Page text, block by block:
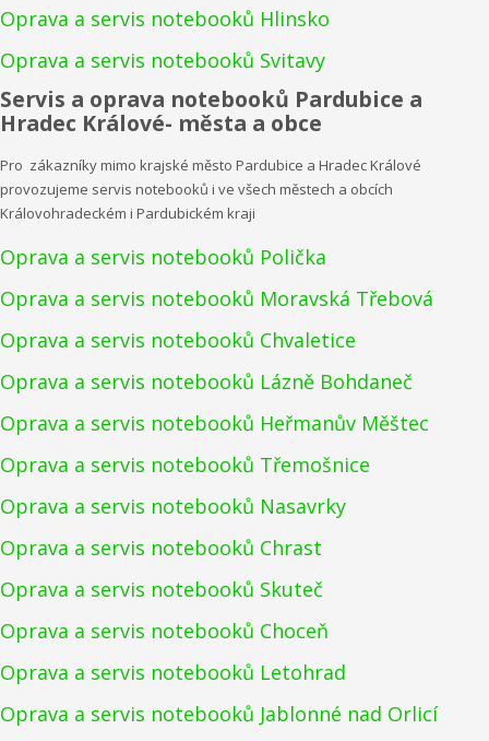
Oprava a servis notebooků Hlinsko
Oprava a servis notebooků Svitavy
Servis a oprava notebooků Pardubice a
Hradec Králové- města a obce
Pro zákazníky mimo krajské město Pardubice a Hradec Králové
provozujeme servis notebooků i ve všech městech a obcích
Královohradeckém i Pardubickém kraji
Oprava a servis notebooků Polička
Oprava a servis notebooků Moravská Třebová
Oprava a servis notebooků Chvaletice
Oprava a servis notebooků Lázně Bohdaneč
Oprava a servis notebooků Heřmanův Měštec
Oprava a servis notebooků Třemošnice
Oprava a servis notebooků Nasavrky
Oprava a servis notebooků Chrast
Oprava a servis notebooků Skuteč
Oprava a servis notebooků Choceň
Oprava a servis notebooků Letohrad
Oprava a servis notebooků Jablonné nad Orlicí